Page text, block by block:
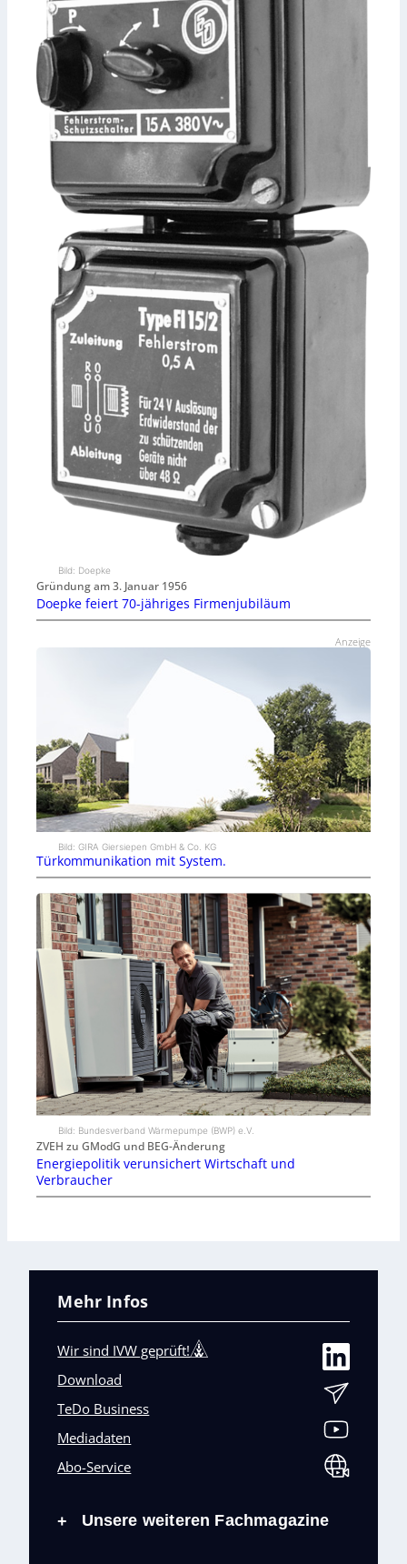
Bild: Doepke
Gründung am 3. Januar 1956
Doepke feiert 70-jähriges Firmenjubiläum
Anzeige
Bild: GIRA Giersiepen GmbH & Co. KG
Türkommunikation mit System.
Bild: Bundesverband Wärmepumpe (BWP) e.V.
ZVEH zu GModG und BEG-Änderung
Energiepolitik verunsichert Wirtschaft und
Verbraucher
Mehr Infos
Wir sind IVW geprüft!
Download
TeDo Business
Mediadaten
Abo-Service
+ Unsere weiteren Fachmagazine